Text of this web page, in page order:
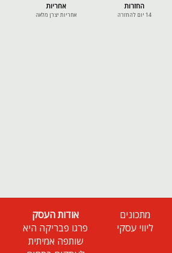
החזרות
14 יום להחזרה
אחריות
אחריות יצרן מלאה
מתכונים
ליווי עסקי
אודות העסק
פרגו פבריקה היא
שותפה אמיתית